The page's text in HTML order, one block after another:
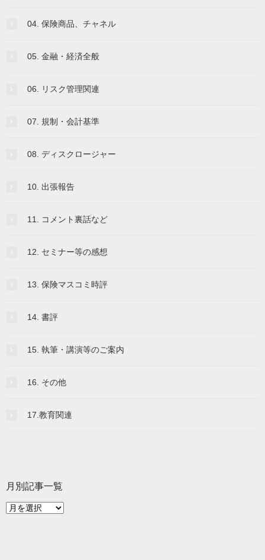
04. 保険商品、チャネル
05. 金融・経済全般
06. リスク管理関連
07. 規制・会計基準
08. ディスクロージャー
10. 出張報告
11. コメント裏話など
12. セミナー等の感想
13. 保険マスコミ時評
14. 書評
15. 執筆・講演等のご案内
16. その他
17.教育関連
月別記事一覧
月